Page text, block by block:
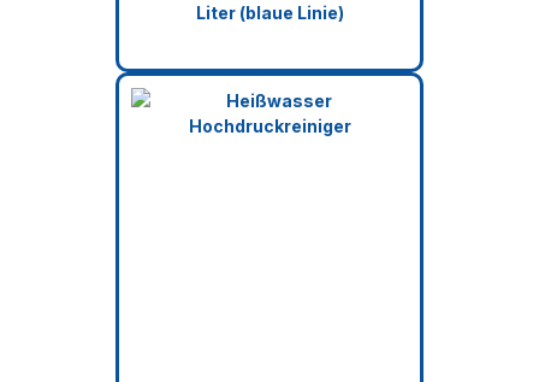
Liter (blaue Linie)